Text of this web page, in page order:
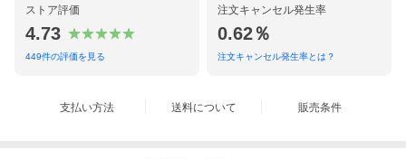
ストア評価
4.73
449件の評価を見る
注文キャンセル発生率
0.62％
注文キャンセル発生率とは？
支払い方法 送料について 販売条件